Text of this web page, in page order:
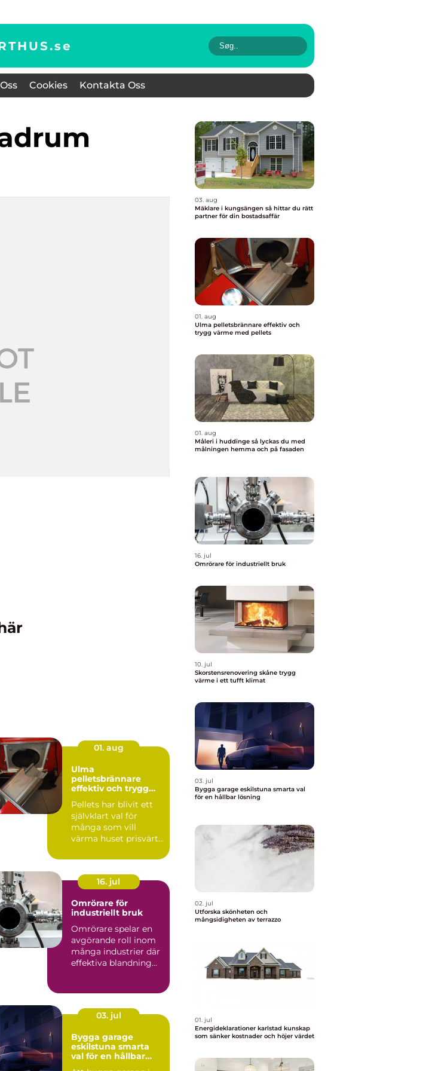
se
Cookies Kontakta Oss
01. aug
Ulma
pelletsbrännare
effektiv och trygg
Pellets har blivit ett
självklart val för
många som vill
värma huset prisvärt
d...
16. jul
Omrörare för
industriellt bruk
Omrörare spelar en
avgörande roll inom
många industrier där
effektiva blandning...
03. jul
Bygga garage
eskilstuna smarta
val för en hållbar
03. aug
Mäklare i kungsängen så hittar du rätt
partner för din bostadsaffär
01. aug
Ulma pelletsbrännare effektiv och
trygg värme med pellets
01. aug
Måleri i huddinge så lyckas du med
målningen hemma och på fasaden
16. jul
Omrörare för industriellt bruk
10. jul
Skorstensrenovering skåne trygg
värme i ett tufft klimat
03. jul
Bygga garage eskilstuna smarta val
för en hållbar lösning
02. jul
Utforska skönheten och
mångsidigheten av terrazzo
01. jul
Energideklarationer karlstad kunskap
som sänker kostnader och höjer värdet